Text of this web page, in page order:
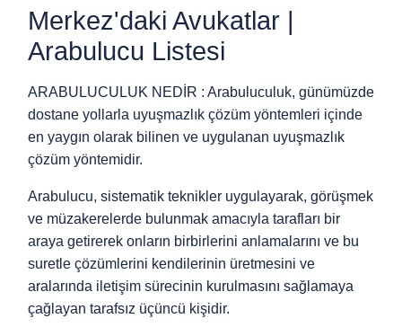
Merkez'daki Avukatlar |
Arabulucu Listesi
ARABULUCULUK NEDİR : Arabuluculuk, günümüzde
dostane yollarla uyuşmazlık çözüm yöntemleri içinde
en yaygın olarak bilinen ve uygulanan uyuşmazlık
çözüm yöntemidir.
Arabulucu, sistematik teknikler uygulayarak, görüşmek
ve müzakerelerde bulunmak amacıyla tarafları bir
araya getirerek onların birbirlerini anlamalarını ve bu
suretle çözümlerini kendilerinin üretmesini ve
aralarında iletişim sürecinin kurulmasını sağlamaya
çağlayan tarafsız üçüncü kişidir.